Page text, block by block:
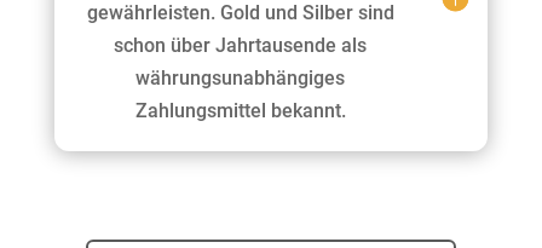
gewährleisten. Gold und Silber sind
schon über Jahrtausende als
währungsunabhängiges
Zahlungsmittel bekannt.